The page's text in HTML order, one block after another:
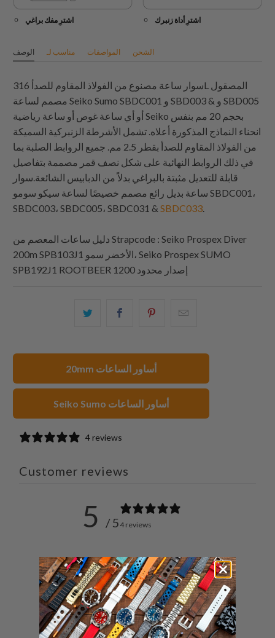
اشترِ مفك براغي اشترِ أداة زنبرك
الوصف مناسب لـ المواصفات الشحن
سوار ساعة مصنوع من الفولاذ المقاوم للصدأ 316L المصقول
مصمم لساعة Seiko Sumo SBDC001 و SBD003 & و SBD005
أو أي ساعة غوص أو ساعة رياضية Seiko بحجم 20 مم بنفس
انحناء النماذج المذكورة أعلاه. تشمل الأشرطة الزنبركية السميكة
من الفولاذ المقاوم للصدأ بقطر 2.5 مم. جميع الروابط الصلبة بما
في ذلك الروابط النهائية على شكل نصف قمر مصممة بتفاصيل
قابلة للتعديل مثبتة بالبراغي بدلاً من الدبابيس الشائعة.سوار
ساعة بديل رائع مصمم خصيصًا لساعة سيكو سومو SBDC001،
SBDC003، SBDC005، SBDC031 &SBDC033.
دليل ساعات المعصم منStrapcode : Seiko Prospex Diver
200m SPB103J1 الأخضر سمو، Seiko Prospex SUMO
SPB192J1 ROOTBEER إصدار محدود 1200
شارك
شارك
شارك
20mm أساور الساعات
Seiko Sumo أساور الساعات
4 reviews
Customer reviews
5 / 5 4 reviews
5 100%
4
0%
3
0%
2
0%